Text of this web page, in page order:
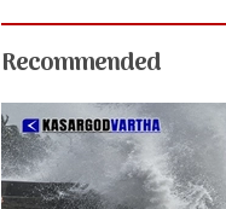
Recommended